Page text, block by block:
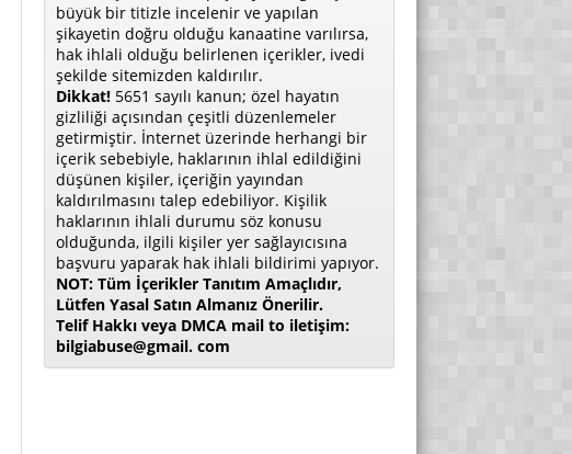
büyük bir titizle incelenir ve yapılan
şikayetin doğru olduğu kanaatine varılırsa,
hak ihlali olduğu belirlenen içerikler, ivedi
şekilde sitemizden kaldırılır.
Dikkat! 5651 sayılı kanun; özel hayatın
gizliliği açısından çeşitli düzenlemeler
getirmiştir. İnternet üzerinde herhangi bir
içerik sebebiyle, haklarının ihlal edildiğini
düşünen kişiler, içeriğin yayından
kaldırılmasını talep edebiliyor. Kişilik
haklarının ihlali durumu söz konusu
olduğunda, ilgili kişiler yer sağlayıcısına
başvuru yaparak hak ihlali bildirimi yapıyor.
NOT: Tüm İçerikler Tanıtım Amaçlıdır,
Lütfen Yasal Satın Almanız Önerilir.
Telif Hakkı veya DMCA mail to iletişim:
bilgiabuse@gmail. com